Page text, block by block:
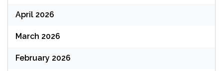
April 2026
March 2026
February 2026